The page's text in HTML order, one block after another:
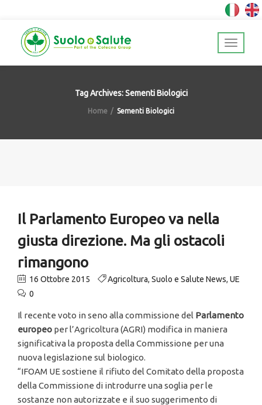
Tag Archives: Sementi Biologici
Home Sementi Biologici
Il Parlamento Europeo va nella
giusta direzione. Ma gli ostacoli
rimangono
16 Ottobre 2015 Agricoltura, Suolo e Salute News, UE
0
Il recente voto in seno alla commissione del Parlamento
europeo per l’Agricoltura (AGRI) modifica in maniera
significativa la proposta della Commissione per una
nuova legislazione sul biologico.
“IFOAM UE sostiene il rifiuto del Comitato della proposta
della Commissione di introdurre una soglia per le
sostanze non autorizzate e il suo suggerimento di